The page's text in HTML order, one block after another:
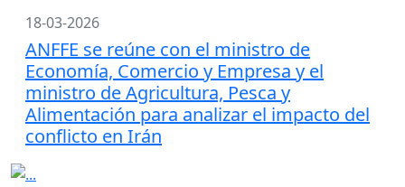
18-03-2026
ANFFE se reúne con el ministro de
Economía, Comercio y Empresa y el
ministro de Agricultura, Pesca y
Alimentación para analizar el impacto del
conflicto en Irán